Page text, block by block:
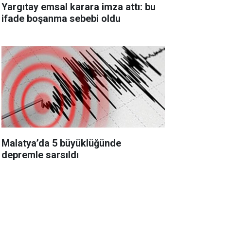
Yargıtay emsal karara imza attı: bu
ifade boşanma sebebi oldu
Malatya’da 5 büyüklüğünde
depremle sarsıldı